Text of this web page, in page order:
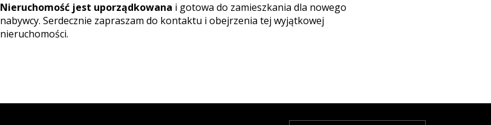
Nieruchomość jest uporządkowana i gotowa do zamieszkania dla nowego
nabywcy. Serdecznie zapraszam do kontaktu i obejrzenia tej wyjątkowej
nieruchomości.